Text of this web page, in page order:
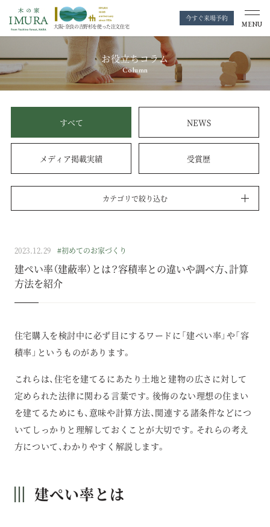
大阪・奈良の吉野杉を使った注文住宅
今すぐ来場予約
MENU
お役立ちコラム
Column
すべて NEWS
メディア掲載実績 受賞歴
カテゴリで絞り込む
2023.12.29 #初めてのお家づくり
建ぺい率（建蔽率）とは？容積率との違いや調べ方、計算
方法を紹介
住宅購入を検討中に必ず目にするワードに「建ぺい率」や「容
積率」というものがあります。
これらは、住宅を建てるにあたり土地と建物の広さに対して
定められた法律に関わる言葉です。後悔のない理想の住まい
を建てるためにも、意味や計算方法、関連する諸条件などにつ
いてしっかりと理解しておくことが大切です。それらの考え
方について、わかりやすく解説します。
建ぺい率とは